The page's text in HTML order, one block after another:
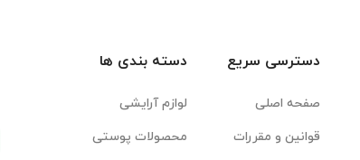
دسترسی سریع
صفحه اصلی
قوانین و مقررات
دسته بندی ها
لوازم آرایشی
محصولات پوستی